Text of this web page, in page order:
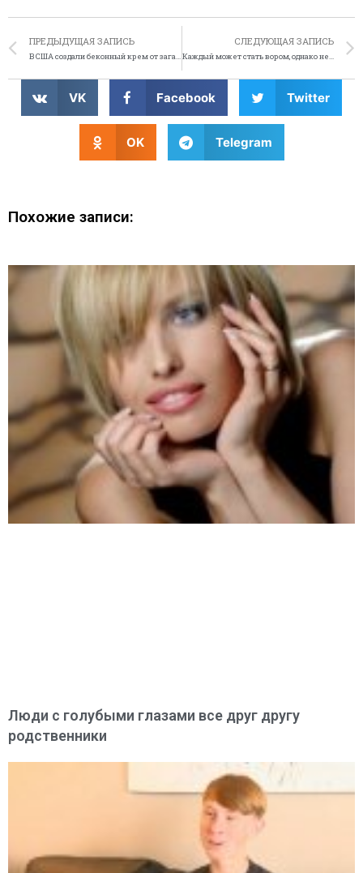
ПРЕДЫДУЩАЯ ЗАПИСЬ
В США создали беконный крем от загара и презервативы
СЛЕДУЮЩАЯ ЗАПИСЬ
Каждый может стать вором, однако не всем стоит
VK Facebook Twitter
OK Telegram
Похожие записи:
Люди с голубыми глазами все друг другу
родственники